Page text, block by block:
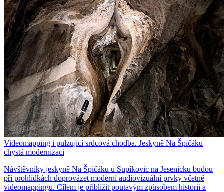
Videomapping i pulzující srdcová chodba. Jeskyně Na Špičáku
chystá modernizaci
Návštěvníky jeskyně Na Špičáku u Supíkovic na Jesenicku budou
při prohlídkách doprovázet moderní audiovizuální prvky včetně
videomappingu. Cílem je přiblížit poutavým způsobem historii a